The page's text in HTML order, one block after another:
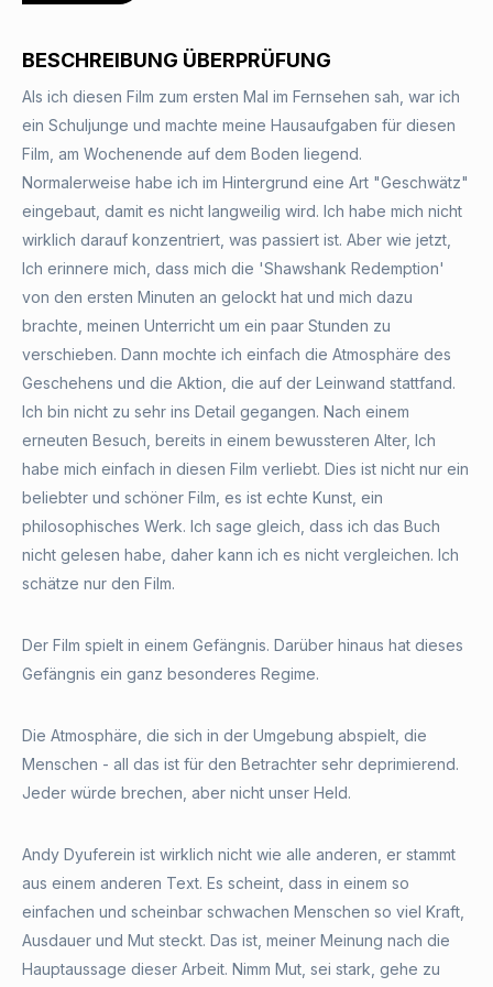
BESCHREIBUNG ÜBERPRÜFUNG
Als ich diesen Film zum ersten Mal im Fernsehen sah, war ich
ein Schuljunge und machte meine Hausaufgaben für diesen
Film, am Wochenende auf dem Boden liegend.
Normalerweise habe ich im Hintergrund eine Art "Geschwätz"
eingebaut, damit es nicht langweilig wird. Ich habe mich nicht
wirklich darauf konzentriert, was passiert ist. Aber wie jetzt,
Ich erinnere mich, dass mich die 'Shawshank Redemption'
von den ersten Minuten an gelockt hat und mich dazu
brachte, meinen Unterricht um ein paar Stunden zu
verschieben. Dann mochte ich einfach die Atmosphäre des
Geschehens und die Aktion, die auf der Leinwand stattfand.
Ich bin nicht zu sehr ins Detail gegangen. Nach einem
erneuten Besuch, bereits in einem bewussteren Alter, Ich
habe mich einfach in diesen Film verliebt. Dies ist nicht nur ein
beliebter und schöner Film, es ist echte Kunst, ein
philosophisches Werk. Ich sage gleich, dass ich das Buch
nicht gelesen habe, daher kann ich es nicht vergleichen. Ich
schätze nur den Film.
Der Film spielt in einem Gefängnis. Darüber hinaus hat dieses
Gefängnis ein ganz besonderes Regime.
Die Atmosphäre, die sich in der Umgebung abspielt, die
Menschen - all das ist für den Betrachter sehr deprimierend.
Jeder würde brechen, aber nicht unser Held.
Andy Dyuferein ist wirklich nicht wie alle anderen, er stammt
aus einem anderen Text. Es scheint, dass in einem so
einfachen und scheinbar schwachen Menschen so viel Kraft,
Ausdauer und Mut steckt. Das ist, meiner Meinung nach die
Hauptaussage dieser Arbeit. Nimm Mut, sei stark, gehe zu